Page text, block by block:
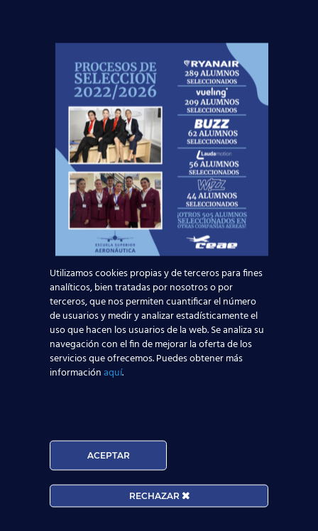
domésticas:Palma-Barcelonacon dos
frecuencias diarias, y
Palma-Madrid
frecuencias diarias.
Ofertara en total26 vuelos semanalesentre
Palma y Barcelona, y 36 entre Palma y Madrid.
La nueva base va a propiciar que la
aerolínea contrate más de 60
trabajadores entre pilotos y tripulantes
de cabina.
La nueva base de Norwegianen el aeropuerto
Palma de Mallorcaes otra buena noticia más
para nuestros alumnos, ya que nuestro
Departamento de Orientación Laboralpodrá
informar de las ofertas de empleo que generará
este movimiento de la compañía noruega. Si tú
también quieres seguir los pasos de losmás de
3800 alumnos que ya trabajan volando
consigue eltítulo TCP homologadoen nuestra
Red de Centros de Estudios Aeronáuticos
Fuente:RTVE
Noticias Relacionadas
Utilizamos cookies propias y de terceros para fines
analíticos, bien tratadas por nosotros o por
terceros, que nos permiten cuantificar el número
de usuarios y medir y analizar estadísticamente el
uso que hacen los usuarios de la web. Se analiza su
navegación con el fin de mejorar la oferta de los
servicios que ofrecemos. Puedes obtener más
informaciónaquí.
ACEPTAR
RECHAZAR